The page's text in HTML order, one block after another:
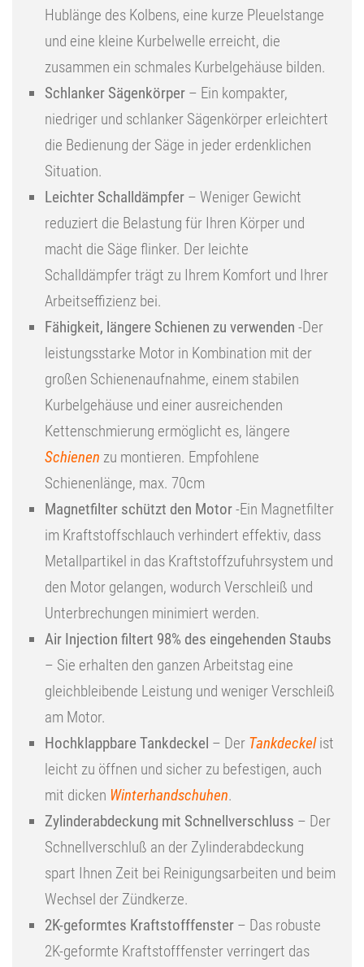
Hublänge des Kolbens, eine kurze Pleuelstange
und eine kleine Kurbelwelle erreicht, die
zusammen ein schmales Kurbelgehäuse bilden.
Schlanker Sägenkörper – Ein kompakter,
niedriger und schlanker Sägenkörper erleichtert
die Bedienung der Säge in jeder erdenklichen
Situation.
Leichter Schalldämpfer – Weniger Gewicht
reduziert die Belastung für Ihren Körper und
macht die Säge flinker. Der leichte
Schalldämpfer trägt zu Ihrem Komfort und Ihrer
Arbeitseffizienz bei.
Fähigkeit, längere Schienen zu verwenden -Der
leistungsstarke Motor in Kombination mit der
großen Schienenaufnahme, einem stabilen
Kurbelgehäuse und einer ausreichenden
Kettenschmierung ermöglicht es, längere
Schienen zu montieren. Empfohlene
Schienenlänge, max. 70cm
Magnetfilter schützt den Motor-Ein Magnetfilter
im Kraftstoffschlauch verhindert effektiv, dass
Metallpartikel in das Kraftstoffzufuhrsystem und
den Motor gelangen, wodurch Verschleiß und
Unterbrechungen minimiert werden.
Air Injection filtert 98% des eingehenden Staubs
– Sie erhalten den ganzen Arbeitstag eine
gleichbleibende Leistung und weniger Verschleiß
am Motor.
Hochklappbare Tankdeckel – Der Tankdeckelist
leicht zu öffnen und sicher zu befestigen, auch
mit dicken Winterhandschuhen.
Zylinderabdeckung mit Schnellverschluss – Der
Schnellverschluß an der Zylinderabdeckung
spart Ihnen Zeit bei Reinigungsarbeiten und beim
Wechsel der Zündkerze.
2K-geformtes Kraftstofffenster – Das robuste
2K-geformte Kraftstofffenster verringert das